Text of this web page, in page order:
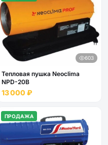
603
Тепловая пушка Neoclima
NPD-20B
13 000 ₽
ПРОДАЖА